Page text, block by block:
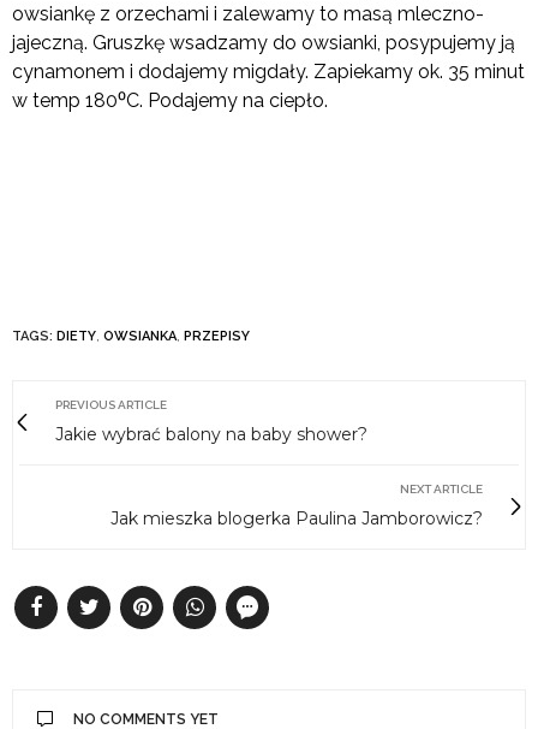
owsiankę z orzechami i zalewamy to masą mleczno-
jajeczną. Gruszkę wsadzamy do owsianki, posypujemy ją
cynamonem i dodajemy migdały. Zapiekamy ok. 35 minut
w temp 180⁰C. Podajemy na ciepło.
TAGS: DIETY OWSIANKA PRZEPISY
PREVIOUS ARTICLE
Jakie wybrać balony na baby shower?
NEXT ARTICLE
Jak mieszka blogerka Paulina Jamborowicz?
NO COMMENTS YET